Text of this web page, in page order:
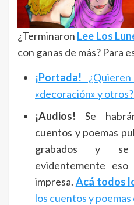
¿Terminaron Lee Los
con ganas de más? Para
¡Portada!
«decoración» y
¡Audios! Se
cuentos y poemas
grabados y se
evidentemente
impresa. Acá todos
los cuentos y